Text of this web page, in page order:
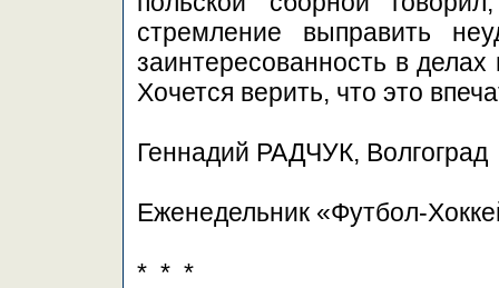
стремление выправить
заинтересованность в
Хочется верить, что это
Геннадий РАДЧУК, Волгоград
Еженедельник «Футбол-
* * *